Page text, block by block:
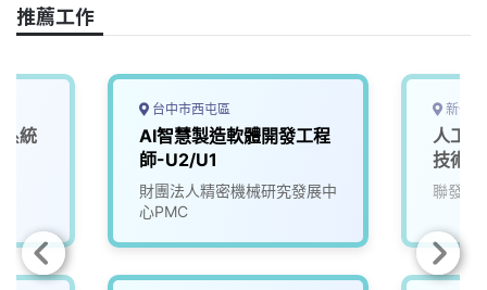
推薦工作
統
台中市西屯區
AI智慧製造軟體開發工程
師-U2/U1
財團法人精密機械研究發展中
心PMC
新竹
人工
技術
聯發科